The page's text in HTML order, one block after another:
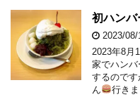
初ハン
2023/08/
2023年8月
家でハンバ
するので
ん
行き